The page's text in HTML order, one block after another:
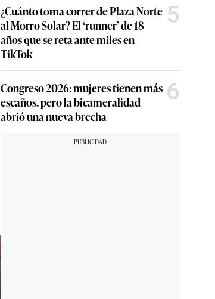
¿Cuánto toma correr de Plaza Norte
al Morro Solar? El ‘runner’ de 18
años que se reta ante miles en
TikTok
5
Congreso 2026: mujeres tienen más
escaños, pero la bicameralidad
abrió una nueva brecha
6